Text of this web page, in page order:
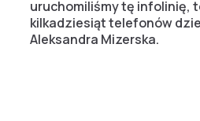
uruchomiliśmy tę infolinię,
kilkadziesiąt telefonów
Aleksandra Mizerska.